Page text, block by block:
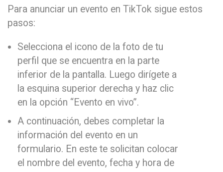
Para anunciar un evento en TikTok sigue estos
pasos:
Selecciona el icono de la foto de tu
perfil que se encuentra en la parte
inferior de la pantalla. Luego dirígete a
la esquina superior derecha y haz clic
en la opción “Evento en vivo”.
A continuación, debes completar la
información del evento en un
formulario. En este te solicitan colocar
el nombre del evento, fecha y hora de